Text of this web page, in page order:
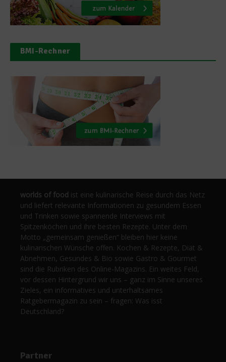
BMI-Rechner
worlds of food ist eine kulinarische Reise durch das Netz
und liefert relevante Informationen zu gesundem Essen
und Trinken sowie spannende Interviews mit
Spitzenköchen und ihre besten Rezepte. Unter dem
Motto „gemeinsam genießen“ bleiben hier keine
kulinarischen Wünsche offen. Kochen & Rezepte, Diät &
Abnehmen, Gesundes & Bio sowie Gastro & Gourmet
sind die Rubriken des Online-Magazins. Ein weites Feld,
vor dessen Hintergrund wir uns – ganz im Sinne unseres
Zieles, ein informatives und unterhaltsames
Ratgebermagazin zu sein – fragen: Was isst
Deutschland?
Partner